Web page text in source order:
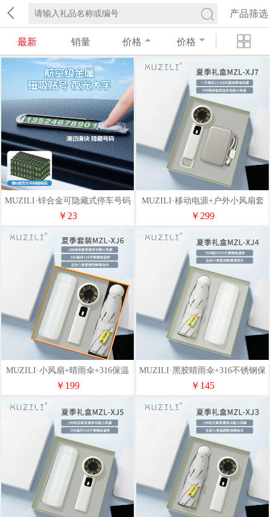
产品筛选
最新 销量 价格 价格
MUZILI·锌合金可隐藏式停车号码
牌
￥23
MUZILI·移动电源+户外小风扇套
装MZL-XJ7
￥299
MUZILI·小风扇+晴雨伞+316保温
杯MZL-XJ6
￥199
MUZILI·黑胶晴雨伞+316不锈钢保
温杯MZL-XJ4
￥145